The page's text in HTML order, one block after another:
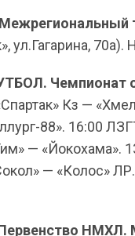
ул.Гагарина, 70а).
Чемпионат
Кз —
88». 16:00
— «Йокохама».
— «Колос»
НМХЛ.